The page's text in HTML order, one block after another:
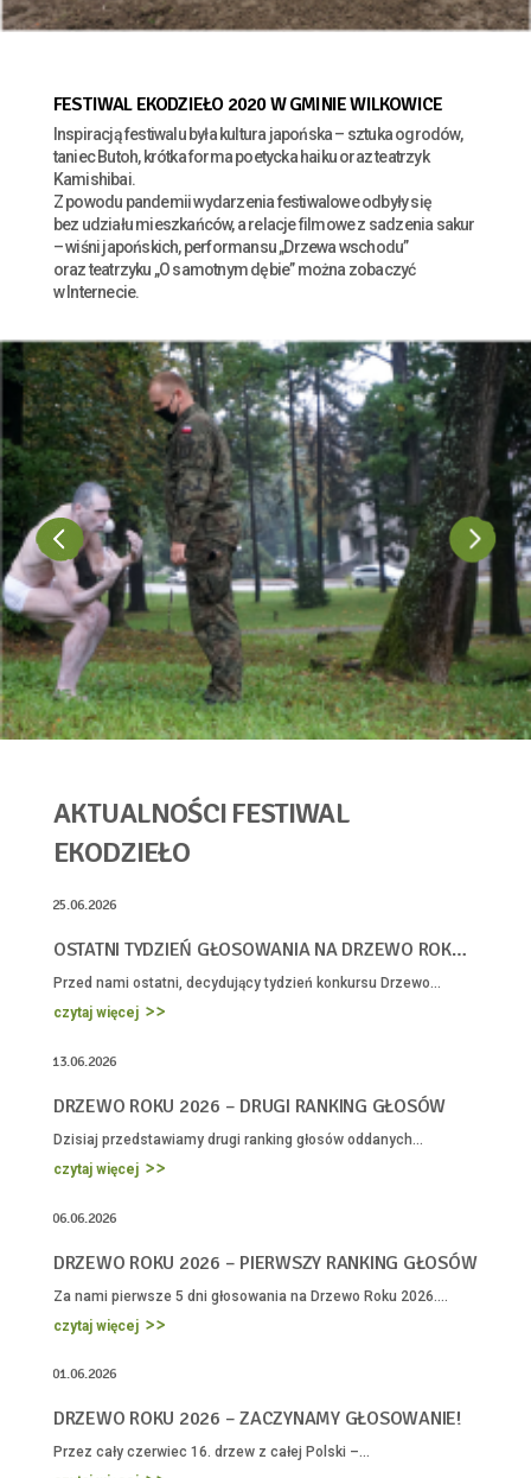
FESTIWAL EKODZIEŁO 2020 W GMINIE WILKOWICE
Inspiracją festiwalu była kultura japońska – sztuka ogrodów,
taniec Butoh, krótka forma poetycka haiku oraz teatrzyk
Kamishibai.
Z powodu pandemii wydarzenia festiwalowe odbyły się
bez udziału mieszkańców, a relacje filmowe z sadzenia sakur
– wiśni japońskich, performansu „Drzewa wschodu”
oraz teatrzyku „O samotnym dębie” można zobaczyć
w Internecie.
AKTUALNOŚCI FESTIWAL
EKODZIEŁO
OSTATNI TYDZIEŃ GŁOSOWANIA NA DRZEWO ROKU
2026
Przed nami ostatni, decydujący tydzień konkursu Drzewo...
czytaj więcej
25.06.2026
DRZEWO ROKU 2026 – DRUGI RANKING GŁOSÓW
Dzisiaj przedstawiamy drugi ranking głosów oddanych...
czytaj więcej
13.06.2026
DRZEWO ROKU 2026 – PIERWSZY RANKING GŁOSÓW
Za nami pierwsze 5 dni głosowania na Drzewo Roku 2026....
czytaj więcej
06.06.2026
DRZEWO ROKU 2026 – ZACZYNAMY GŁOSOWANIE!
Przez cały czerwiec 16. drzew z całej Polski –...
01.06.2026